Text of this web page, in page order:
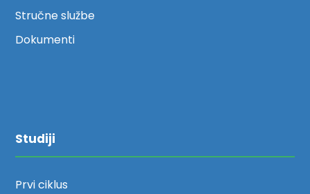
Stručne službe
Dokumenti
Studiji
Prvi ciklus